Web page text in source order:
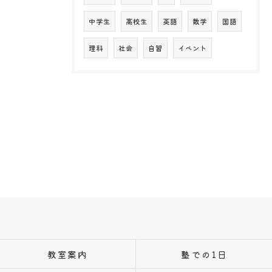
中学生 高校生 英語 数学 国語
理科 社会 自習 イベント
教室案内 塾での1日